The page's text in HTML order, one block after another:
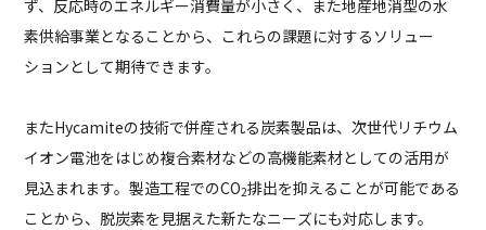
ず、反応時のエネルギー消費量が小さく、また地産地消型の水
素供給事業となることから、これらの課題に対するソリュー
ションとして期待できます。
またHycamiteの技術で併産される炭素製品は、次世代リチウム
イオン電池をはじめ複合素材などの高機能素材としての活用が
見込まれます。製造工程でのCO2排出を抑えることが可能である
ことから、脱炭素を見据えた新たなニーズにも対応します。